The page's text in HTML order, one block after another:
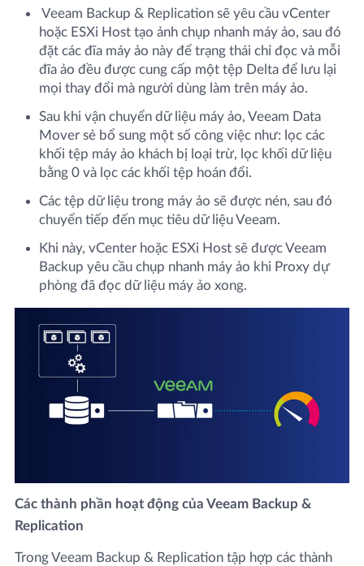
Veeam Backup & Replication sẽ yêu cầu vCenter
hoặc ESXi Host tạo ảnh chụp nhanh máy ảo, sau đó
đặt các đĩa máy ảo này để trạng thái chỉ đọc và mỗi
đĩa ảo đều được cung cấp một tệp Delta để lưu lại
mọi thay đổi mà người dùng làm trên máy ảo.
Sau khi vận chuyển dữ liệu máy ảo, Veeam Data
Mover sẻ bổ sung một số công việc như: lọc các
khối tệp máy ảo khách bị loại trừ, lọc khối dữ liệu
bằng 0 và lọc các khối tệp hoán đổi.
Các tệp dữ liệu trong máy ảo sẽ được nén, sau đó
chuyển tiếp đến mục tiêu dữ liệu Veeam.
Khi này, vCenter hoặc ESXi Host sẽ được Veeam
Backup yêu cầu chụp nhanh máy ảo khi Proxy dự
phòng đã đọc dữ liệu máy ảo xong.
Các thành phần hoạt động của Veeam Backup &
Replication
Trong Veeam Backup & Replication tập hợp các thành